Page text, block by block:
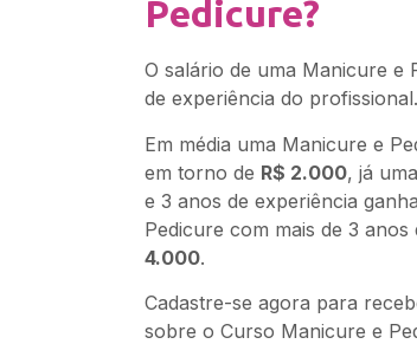
Pedicure?
O salário de uma Manicure e
de experiência do profissional.
Em média uma Manicure e
em torno de R$ 2.000, já
e 3 anos de experiência
Pedicure com mais de 3
4.000.
Cadastre-se agora para
sobre o Curso Manicure e